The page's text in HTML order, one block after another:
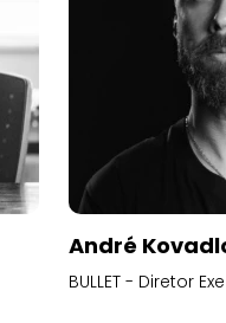
André
BULLET - Diretor